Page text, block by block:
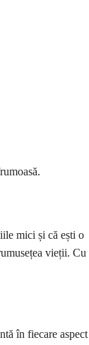
mici și că ești o
vieții. Cu
în fiecare aspect